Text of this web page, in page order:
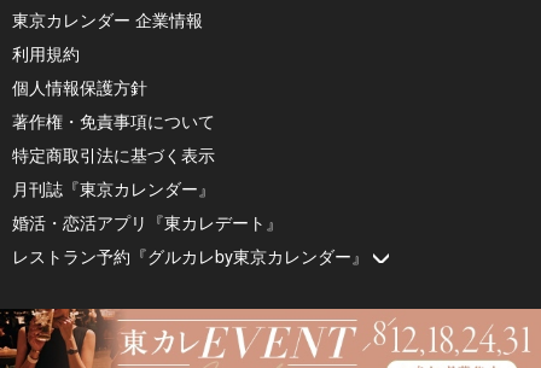
東京カレンダー 企業情報
利用規約
個人情報保護方針
著作権・免責事項について
特定商取引法に基づく表示
月刊誌『東京カレンダー』
婚活・恋活アプリ『東カレデート』
レストラン予約『グルカレby東京カレンダー』